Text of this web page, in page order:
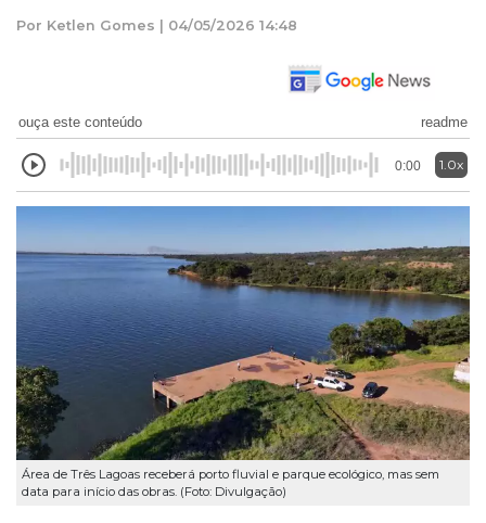
Por Ketlen Gomes | 04/05/2026 14:48
ouça este conteúdo readme
0:00 1.0x
Área de Três Lagoas receberá porto fluvial e parque ecológico, mas sem
data para início das obras. (Foto: Divulgação)